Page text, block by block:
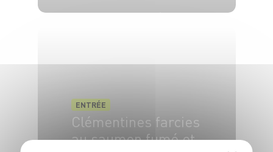
ENTRÉE
Clémentines farcies
au saumon fumé et